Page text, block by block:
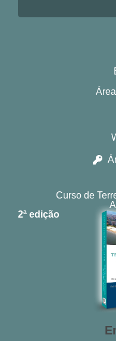
Curso de
2ª edição